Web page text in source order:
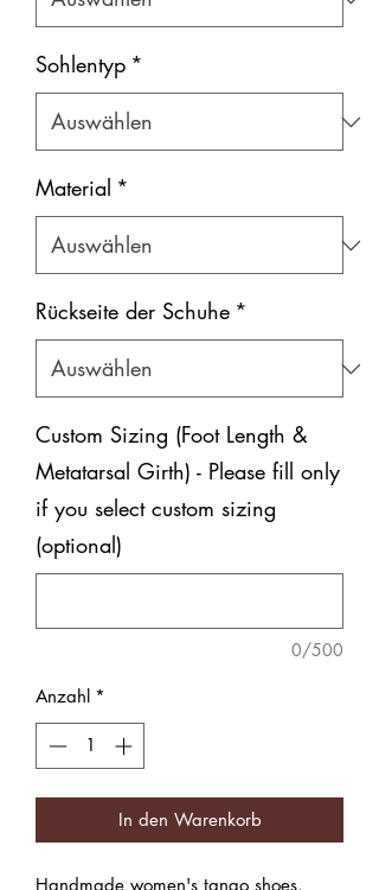
Sohlentyp *
Material *
Rückseite der Schuhe *
Custom Sizing (Foot Length &
Metatarsal Girth) - Please fill only
if you select custom sizing
(optional)
0/500
Anzahl *
In den Warenkorb
Handmade women's tango shoes.